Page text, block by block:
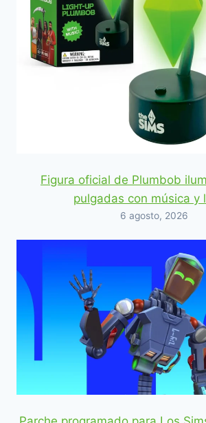
Figura oficial de Plumbob
pulgadas con música y
6 agosto, 2026